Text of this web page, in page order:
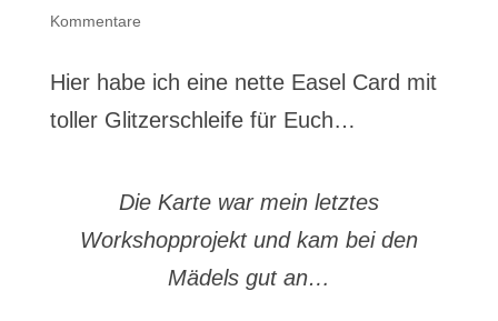
Kommentare
Hier habe ich eine nette Easel Card mit
toller Glitzerschleife für Euch…
Die Karte war mein letztes
Workshopprojekt und kam bei den
Mädels gut an…